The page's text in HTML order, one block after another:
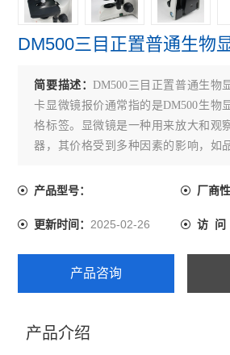
奥林巴斯BX41荧光显微镜
奥林巴斯BX51荧光显微镜
奥林巴斯CKX31倒置显微镜
奥林巴斯CKX41倒置显微镜
Leica徕卡S9 E体视显微镜
徕卡DMi8倒置显微镜
尼康SMZ1270体视显微镜
奥林巴斯GX53倒置显微镜
奥林巴斯CX22生物显微镜
奥林巴斯BX53M金相显微镜
DM500三目正置普通生物
简要描述：DM500三目正置普通生物
卡显微镜报价通常指的是DM500生物
格标签。显微镜是一种用来放大和观
器，其价格受到多种因素的影响，如
万元不等。一般来说，配置高的显微
产品型号： 厂商性
更新时间：2025-02-26 访 问
产品咨询
产品介绍